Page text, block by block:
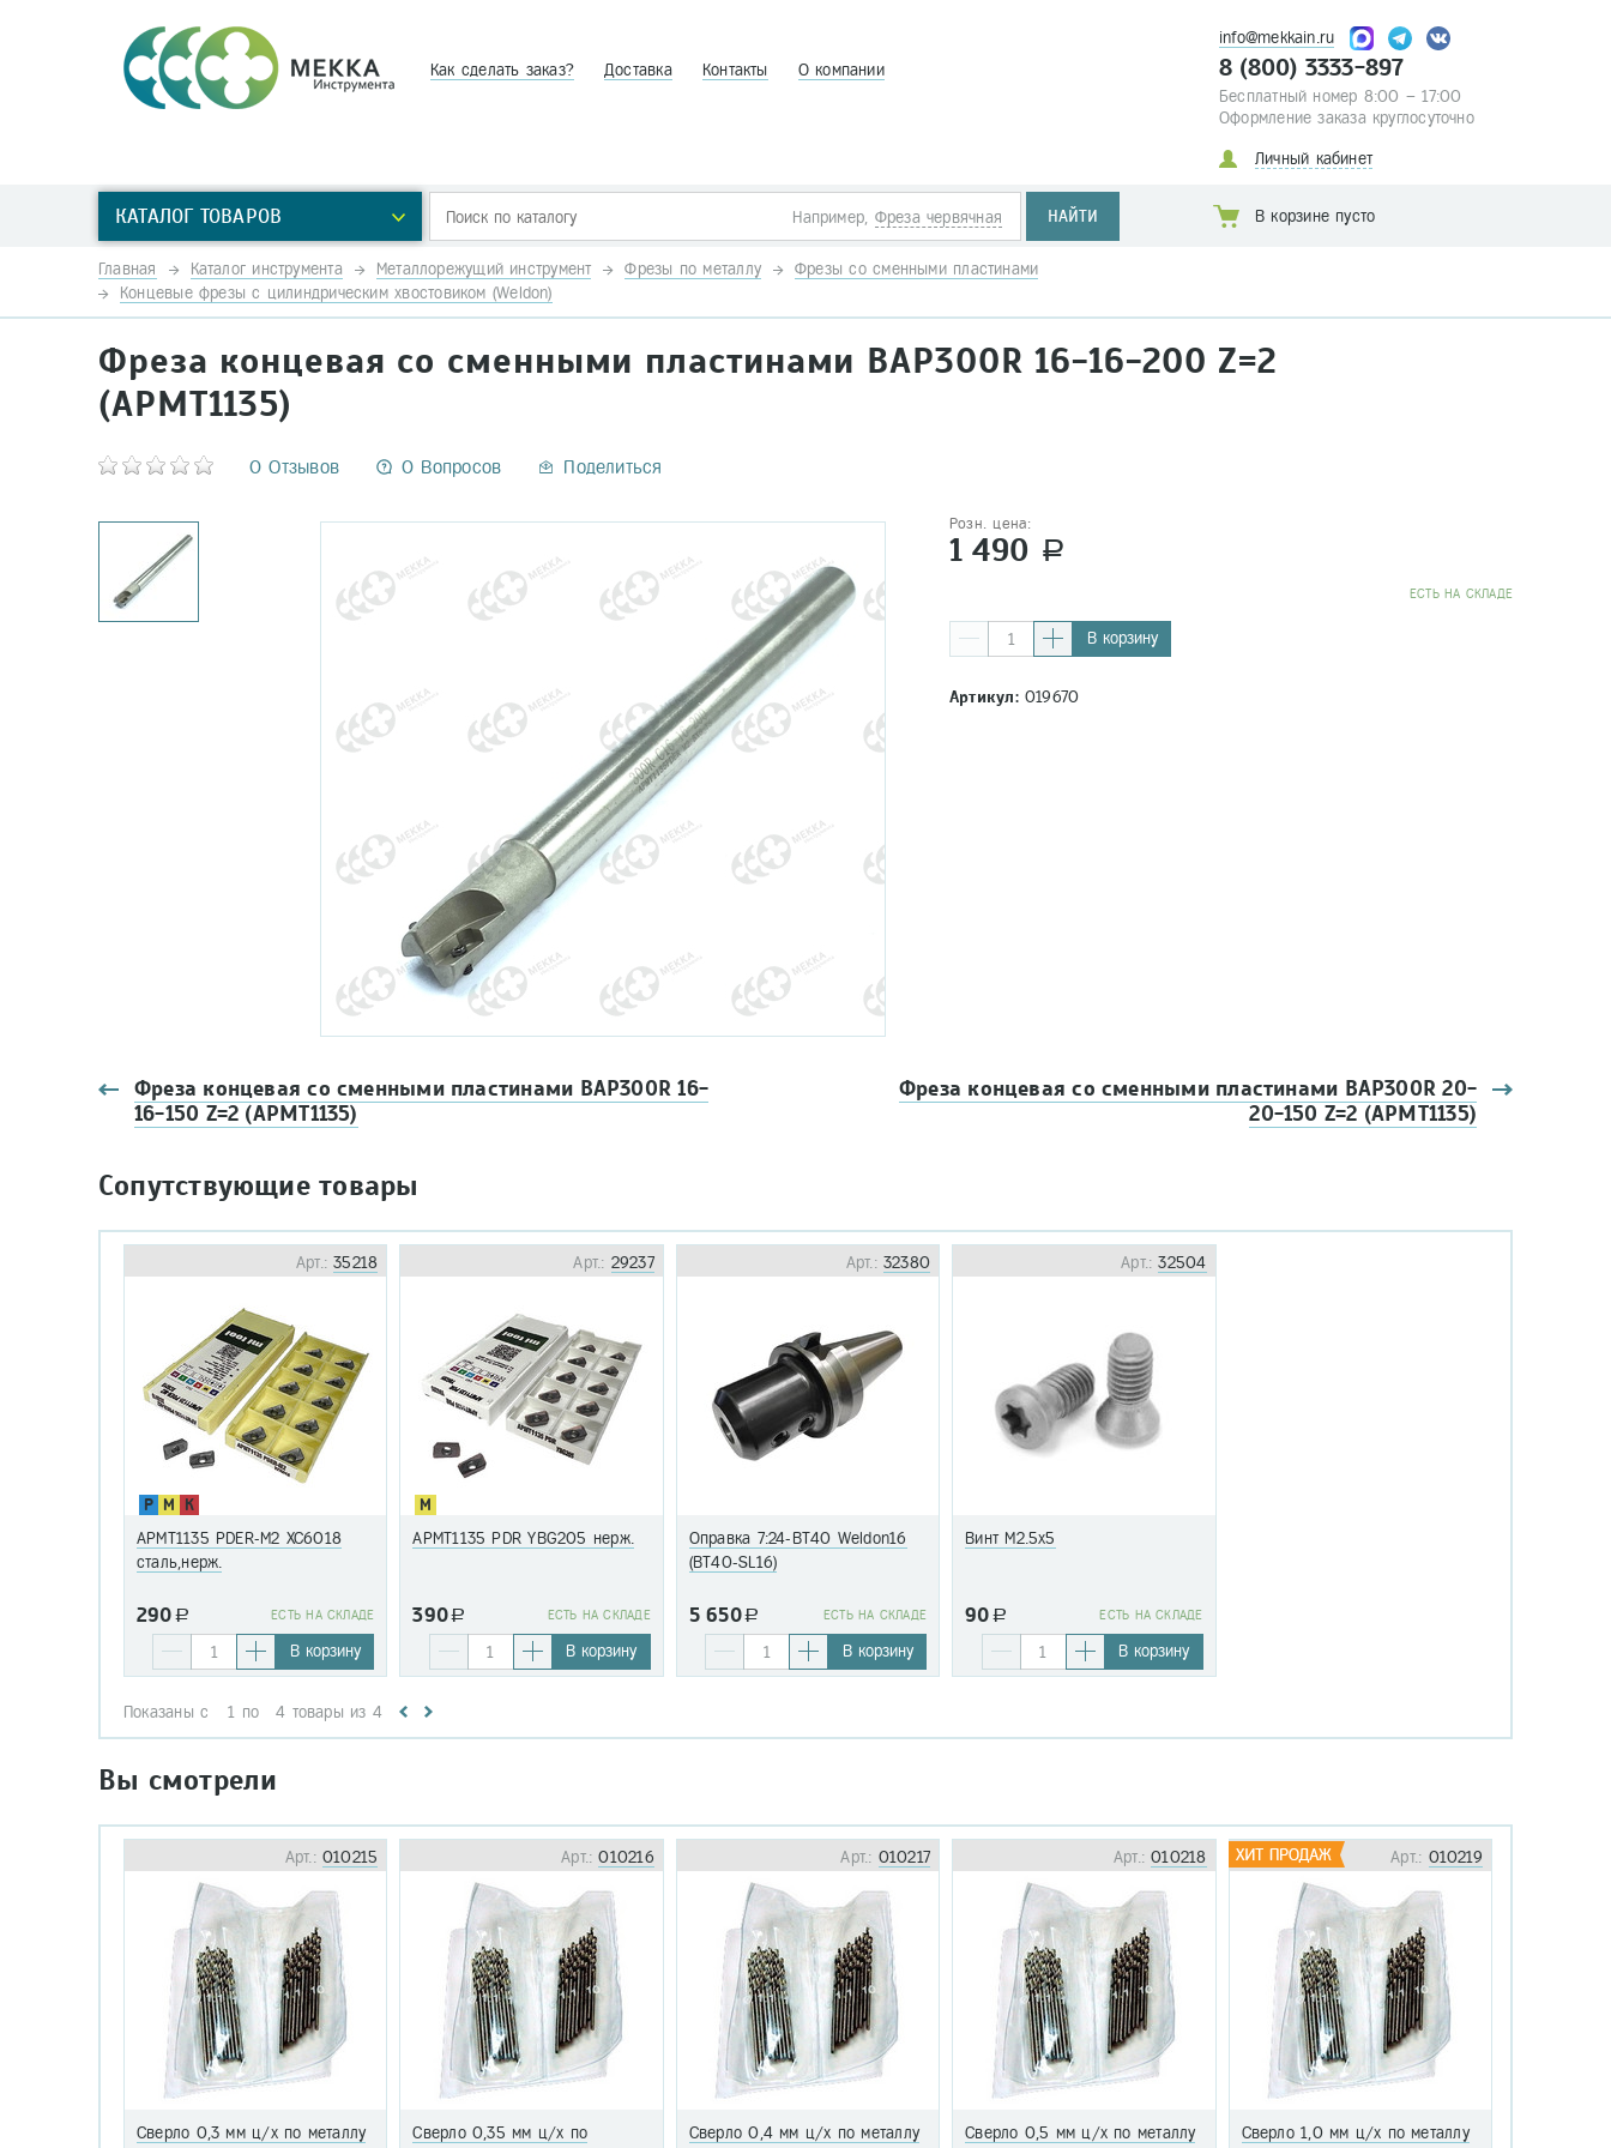
Как сделать заказ? Доставка Контакты О компании
info@mekkain.ru
8 (800) 3333-897
Бесплатный номер 8:00 – 17:00
Оформление заказа круглосуточно
Личный кабинет
КАТАЛОГ ТОВАРОВ Например, Фреза червячная НАЙТИ В корзине пусто
Главная Каталог инструмента Металлорежущий инструмент Фрезы по металлу
Фрезы со сменными пластинами
Концевые фрезы с цилиндрическим хвостовиком (Weldon)
Фреза концевая со сменными пластинами BAP300R 16-16-200 Z=2
(APMT1135)
0 Отзывов 0 Вопросов Поделиться
Розн. цена:
1 490 a
EСТЬ НА СКЛАДЕ
В корзину
Артикул:019670
Фреза концевая со сменными пластинами BAP300R 16-
16-150 Z=2 (APMT1135)
Фреза концевая со сменными пластинами BAP300R 20-
20-150 Z=2 (APMT1135)
Сопутствующие товары
Арт.:35218
P M
K
APMT1135 PDER-M2 ХС6018
сталь,нерж.
290 a EСТЬ НА СКЛАДЕ
В корзину
Арт.: 29237
M
APMT1135 PDR YBG205 нерж.
390a EСТЬ НА СКЛАДЕ
В корзину
Арт.:32380
Оправка 7:24-BT40 Weldon16
(BT40-SL16)
5 650a EСТЬ НА СКЛАДЕ
В корзину
Арт.:32504
Винт M2.5x5
90 a EСТЬ НА СКЛАДЕ
В корзину
Показаны с 1 по 4 товары из 4
Вы смотрели
Арт.:010215
Сверло 0,3 мм ц/х по металлу
Арт.:010216
Сверло 0,35 мм ц/х по
Арт.: 010217
Сверло 0,4 мм ц/х по металлу
Арт.:010218
Сверло 0,5 мм ц/х по металлу
Арт.: 010219
Сверло 1,0 мм ц/х по металлу